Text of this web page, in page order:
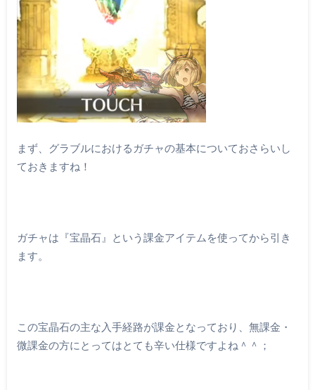
まず、グラブルにおけるガチャの基本についておさらいし
ておきますね！
ガチャは『宝晶石』という課金アイテムを使ってから引き
ます。
この宝晶石の主な入手経路が課金となっており、無課金・
微課金の方にとってはとても辛い仕様ですよね＾＾；